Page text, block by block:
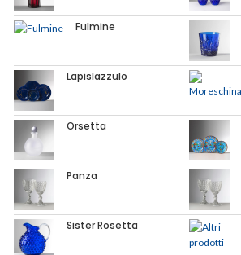
Fulmine
Lapislazzulo
Orsetta
Panza
Sister Rosetta